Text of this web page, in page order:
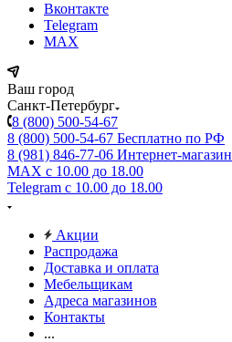
Вконтакте
Telegram
MAX
Ваш город
Санкт-Петербург
8 (800) 500-54-67
8 (800) 500-54-67 Бесплатно по РФ
8 (981) 846-77-06 Интернет-магазин
MAX с 10.00 до 18.00
Telegram с 10.00 до 18.00
Акции
Распродажа
Доставка и оплата
Мебельщикам
Адреса магазинов
Контакты
...